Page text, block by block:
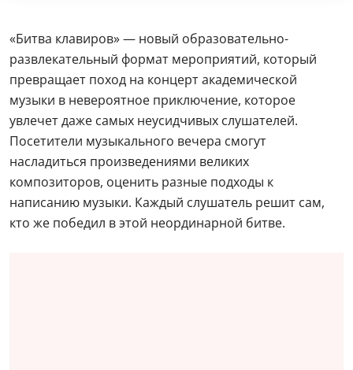
«Битва клавиров» — новый образовательно-
развлекательный формат мероприятий, который
превращает поход на концерт академической
музыки в невероятное приключение, которое
увлечет даже самых неусидчивых слушателей.
Посетители музыкального вечера смогут
насладиться произведениями великих
композиторов, оценить разные подходы к
написанию музыки. Каждый слушатель решит сам,
кто же победил в этой неординарной битве.